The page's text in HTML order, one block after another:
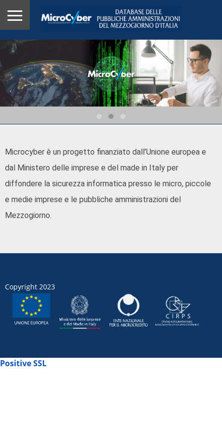
Microcyber è un progetto finanziato dall’Unione europea e
dal Ministero delle imprese e del made in Italy per
diffondere la sicurezza informatica presso le micro, piccole
e medie imprese e le pubbliche amministrazioni del
Mezzogiorno.
Copyright 2023
Positive SSL